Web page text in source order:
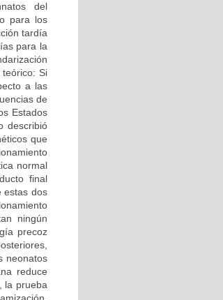
del
para los
tardía
para la
Si
a las
de
Estados
describió
que
normal
final
estas dos
ningún
precoz
neonatos
reduce
la prueba